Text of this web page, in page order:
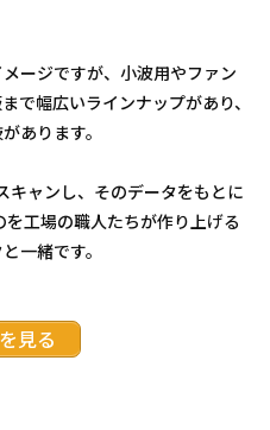
ージですが、小波用やファン
で幅広いラインナップがあり、
あります。
キャンし、そのデータをもとに
工場の職人たちが作り上げる
一緒です。
見る